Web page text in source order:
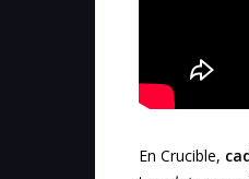
En Crucible,